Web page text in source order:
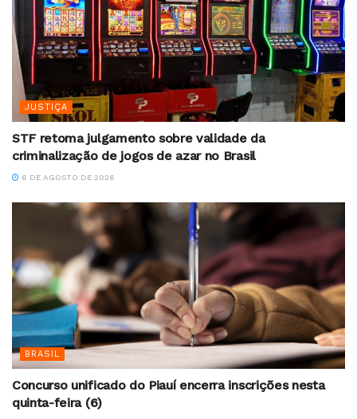
JUSTIÇA
STF retoma julgamento sobre validade da
criminalização de jogos de azar no Brasil
6 DE AGOSTO DE 2026
BRASIL
Concurso unificado do Piauí encerra inscrições nesta
quinta-feira (6)